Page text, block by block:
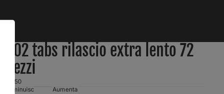
CO2 tabs rilascio extra lento 72
pezzi
€7,50
Diminuisci
Aumenta